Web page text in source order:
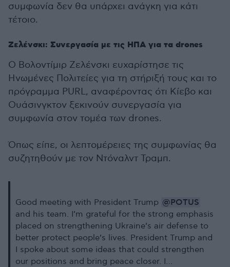
συμφωνία δεν θα υπάρχει ανάγκη για κάτι
τέτοιο.
Ζελένσκι: Συνεργασία με τις ΗΠΑ για τα drones
Ο Βολοντίμιρ Ζελένσκι ευχαρίστησε τις
Ηνωμένες Πολιτείες για τη στήριξή τους και το
πρόγραμμα PURL, αναφέροντας ότι Κίεβο και
Ουάσινγκτον ξεκινούν συνεργασία για
συμφωνία στον τομέα των drones.
Όπως είπε, οι λεπτομέρειες της συμφωνίας θα
συζητηθούν με τον Ντόναλντ Τραμπ.
Good meeting with President Trump @POTUS
and his team. I’m grateful for the strong emphasis
placed on strengthening Ukraine’s air defense to
better protect people’s lives. President Trump and
I spoke about some ideas that could strengthen
our positions and bring peace closer. I…